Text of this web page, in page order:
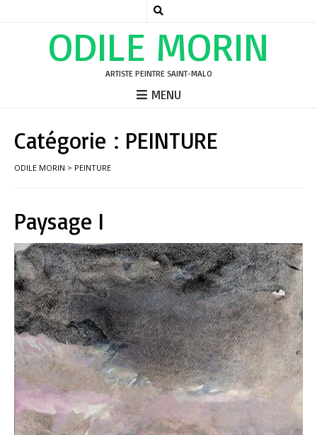
ODILE MORIN
ARTISTE PEINTRE SAINT-MALO
MENU
Catégorie : PEINTURE
ODILE MORIN > PEINTURE
Paysage I